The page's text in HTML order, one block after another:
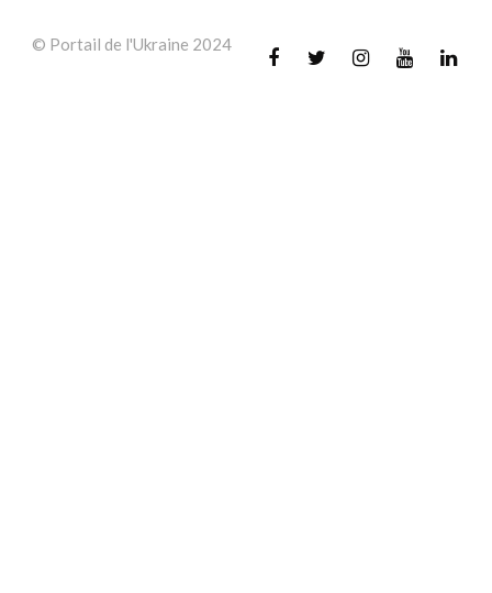
© Portail de l'Ukraine 2024